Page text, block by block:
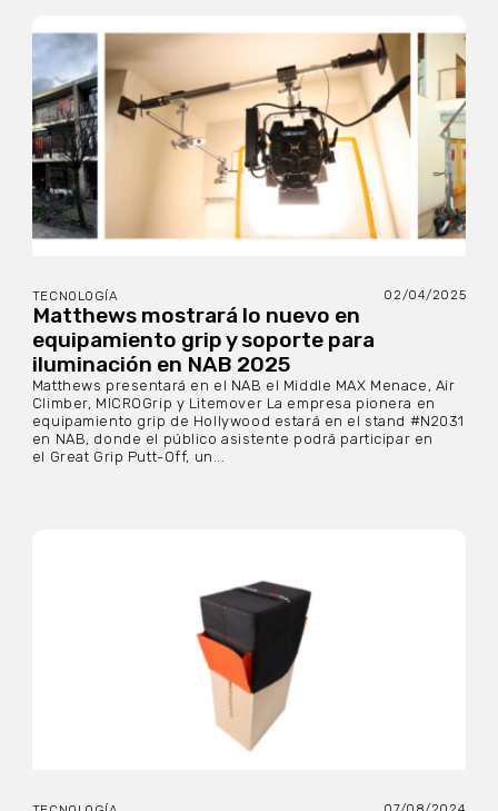
TECNOLOGÍA 02/04/2025
Matthews mostrará lo nuevo en
equipamiento grip y soporte para
iluminación en NAB 2025
Matthews presentará en el NAB el Middle MAX Menace, Air
Climber, MICROGrip y Litemover La empresa pionera en
equipamiento grip de Hollywood estará en el stand #N2031
en NAB, donde el público asistente podrá participar en
el Great Grip Putt-Off, un...